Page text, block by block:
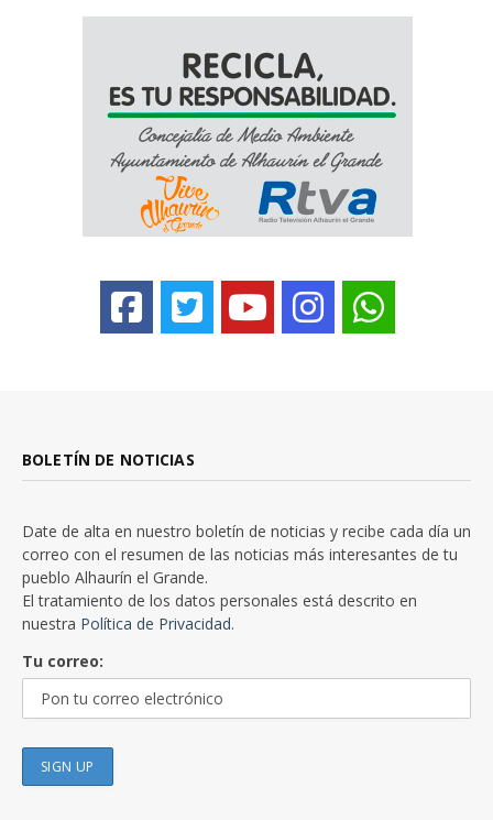
BOLETÍN DE NOTICIAS
Date de alta en nuestro boletín de noticias y recibe cada día un
correo con el resumen de las noticias más interesantes de tu
pueblo Alhaurín el Grande.
El tratamiento de los datos personales está descrito en
nuestra Política de Privacidad.
Tu correo: